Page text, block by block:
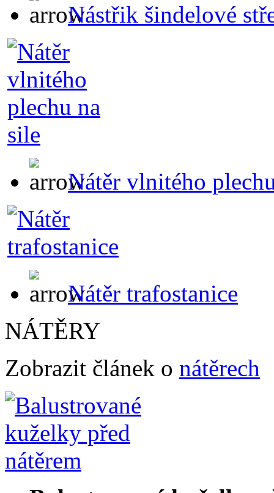
Nástřik šindelové
Nátěr vlnitého
Nátěr trafostanice
NÁTĚRY
Zobrazit článek o nátěrech